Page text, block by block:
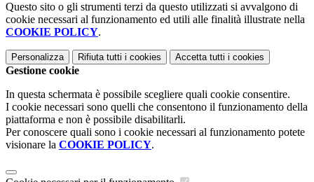
Questo sito o gli strumenti terzi da questo utilizzati si avvalgono di
cookie necessari al funzionamento ed utili alle finalità illustrate nella
COOKIE POLICY.
Personalizza Rifiuta tutti i cookies Accetta tutti i cookies
Gestione cookie
In questa schermata è possibile scegliere quali cookie consentire.
I cookie necessari sono quelli che consentono il funzionamento della
piattaforma e non è possibile disabilitarli.
Per conoscere quali sono i cookie necessari al funzionamento potete
visionare la COOKIE POLICY.